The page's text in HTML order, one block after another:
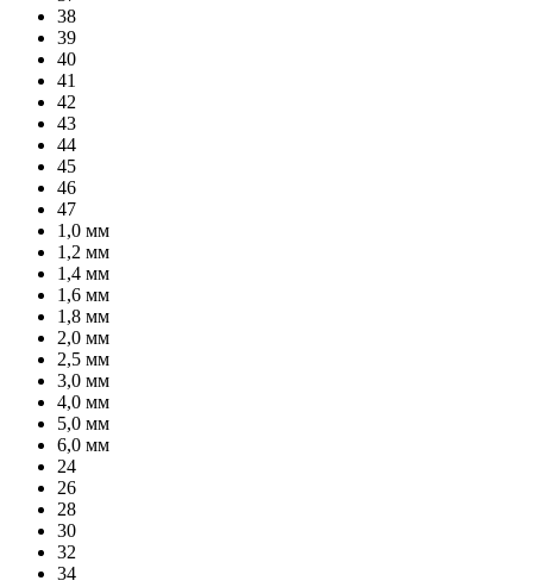
38
39
40
41
42
43
44
45
46
47
1,0 мм
1,2 мм
1,4 мм
1,6 мм
1,8 мм
2,0 мм
2,5 мм
3,0 мм
4,0 мм
5,0 мм
6,0 мм
24
26
28
30
32
34